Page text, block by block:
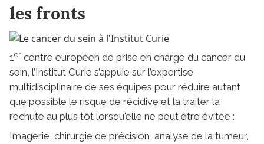
les fronts
1er centre européen de prise en charge du cancer du
sein, l’Institut Curie s’appuie sur l’expertise
multidisciplinaire de ses équipes pour réduire autant
que possible le risque de récidive et la traiter la
rechute au plus tôt lorsqu'elle ne peut être évitée :
Imagerie, chirurgie de précision, analyse de la tumeur,